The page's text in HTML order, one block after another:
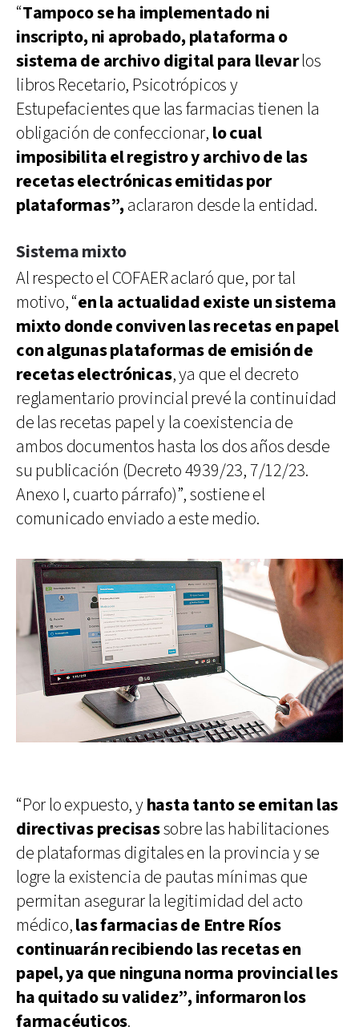
“Tampoco se ha implementado ni
inscripto, ni aprobado, plataforma o
sistema de archivo digital para llevarlos
libros Recetario, Psicotrópicos y
Estupefacientes que las farmacias tienen la
obligación de confeccionar, lo cual
imposibilita el registro y archivo de las
recetas electrónicas emitidas por
plataformas”,aclararon desde la entidad.
Sistema mixto
Al respecto el COFAER aclaró que, por tal
motivo, “en la actualidad existe un sistema
mixto donde conviven las recetas en papel
con algunas plataformas de emisión de
recetas electrónicas, ya que el decreto
reglamentario provincial prevé la continuidad
de las recetas papel y la coexistencia de
ambos documentos hasta los dos años desde
su publicación (Decreto 4939/23, 7/12/23.
Anexo I, cuarto párrafo)”, sostiene el
comunicado enviado a este medio.
“Por lo expuesto, yhasta tanto se emitan las
directivas precisassobre las habilitaciones
de plataformas digitales en la provincia y se
logre la existencia de pautas mínimas que
permitan asegurar la legitimidad del acto
médico,las farmacias de Entre Ríos
continuarán recibiendo las recetas en
papel, ya que ninguna norma provincial les
ha quitado su validez”, informaron los
farmacéuticos.